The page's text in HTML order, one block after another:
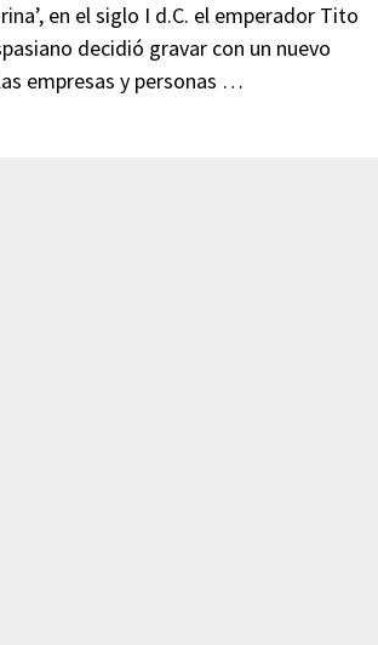
en el siglo I d.C. el emperador Tito
decidió gravar con un nuevo
empresas y personas …